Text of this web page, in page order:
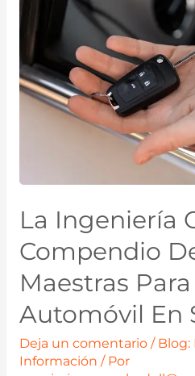
La Ingeniería
Compendio
Maestras Para
Automóvil En
Deja un comentario / Blog:
Información / Por